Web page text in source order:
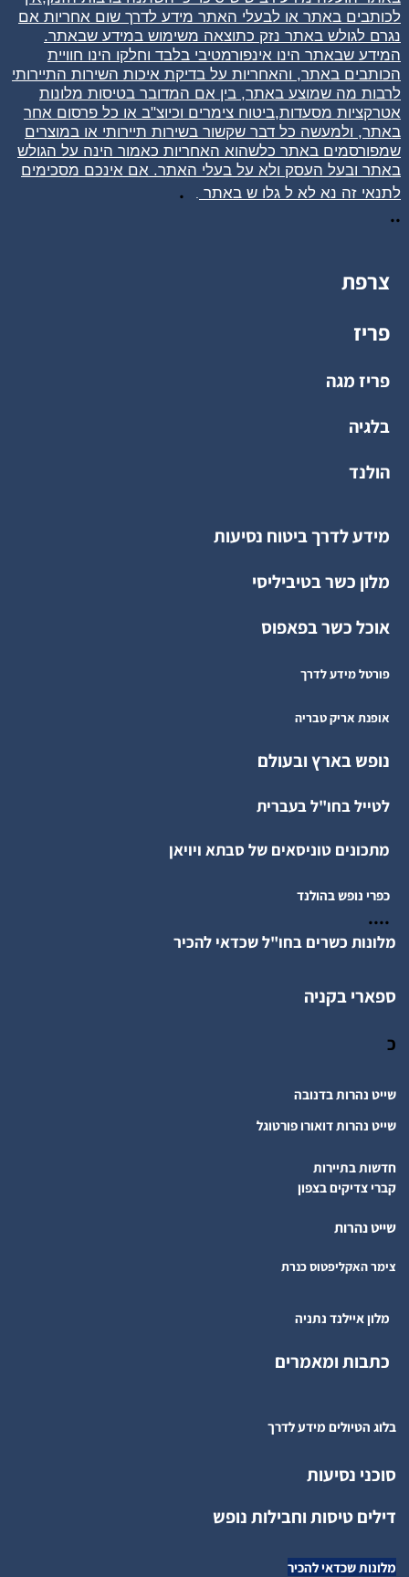
לכותבים באתר או לבעלי האתר מידע לדרך שום אחריות אם
נגרם לגולש באתר נזק כתוצאה משימוש במידע שבאתר.
המידע שבאתר הינו אינפורמטיבי בלבד וחלקו הינו חוויית
הכותבים באתר, והאחריות על בדיקת איכות השירות התיירותי
לרבות מה שמוצע באתר, בין אם המדובר בטיסות מלונות
אטרקציות מסעדות,ביטוח צימרים וכיוצ"ב או כל פרסום אחר
באתר, ולמעשה כל דבר שקשור בשירות תיירותי או במוצרים
שמפורסמים באתר כלשהוא האחריות כאמור הינה על הגולש
באתר ובעל העסק ולא על בעלי האתר. אם אינכם מסכימים
לתנאי זה נא לא ל גלו ש באתר
.
..
צרפת
פריז
פריז מגה
בלגיה
הולנד
מידע לדרך ביטוח נסיעות
מלון כשר בטיביליסי
אוכל כשר בפאפוס
פורטל מידע לדרך
אופנת אריק טבריה
נופש בארץ ובעולם
לטייל בחו"ל בעברית
מתכונים טוניסאים של סבתא ויויאן
כפרי נופש בהולנד
....
מלונות כשרים בחו"ל שכדאי להכיר
ספארי בקניה
כ
שייט נהרות בדנובה
שייט נהרות דואורו פורטוגל
חדשות בתיירות
קברי צדיקים בצפון
שייט נהרות
צימר האקליפטוס כנרת
מלון איילנד נתניה
כתבות ומאמרים
בלוג הטיולים מידע לדרך
סוכני נסיעות
דילים טיסות וחבילות נופש
מלונות שכדאי להכיר